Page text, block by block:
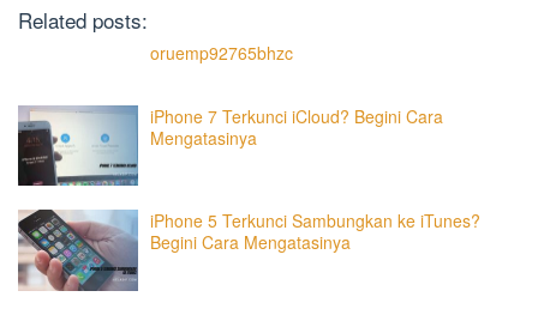
Related posts:
oruemp92765bhzc
iPhone 7 Terkunci iCloud? Begini Cara
Mengatasinya
iPhone 5 Terkunci Sambungkan ke iTunes?
Begini Cara Mengatasinya